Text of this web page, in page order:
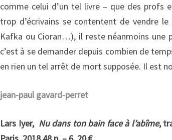
comme celui d’un tel livre – que des
trop d’écrivains se contentent de vendre
Kafka ou Cioran…), il reste néanmoins une
c’est à se demander depuis combien de
en rien un tel arrêt de mort supposée. Il est
jean-paul gavard-perret
Lars Iyer, Nu dans ton bain face à l’abîme,